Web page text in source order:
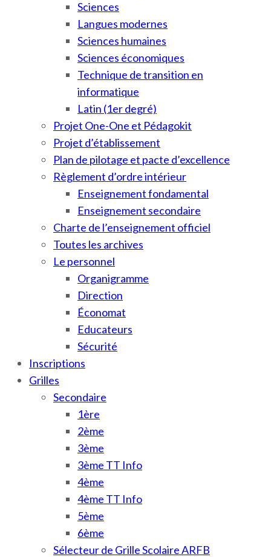
Sciences
Langues modernes
Sciences humaines
Sciences économiques
Technique de transition en
informatique
Latin (1er degré)
Projet One-One et Pédagokit
Projet d’établissement
Plan de pilotage et pacte d’excellence
Règlement d’ordre intérieur
Enseignement fondamental
Enseignement secondaire
Charte de l’enseignement officiel
Toutes les archives
Le personnel
Organigramme
Direction
Économat
Educateurs
Sécurité
Inscriptions
Grilles
Secondaire
1ère
2ème
3ème
3ème TT Info
4ème
4ème TT Info
5ème
6ème
Sélecteur de Grille Scolaire ARFB